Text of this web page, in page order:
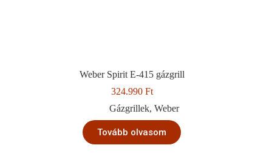
Weber Spirit E-415 gázgrill
324.990 Ft
Gázgrillek, Weber
Tovább olvasom